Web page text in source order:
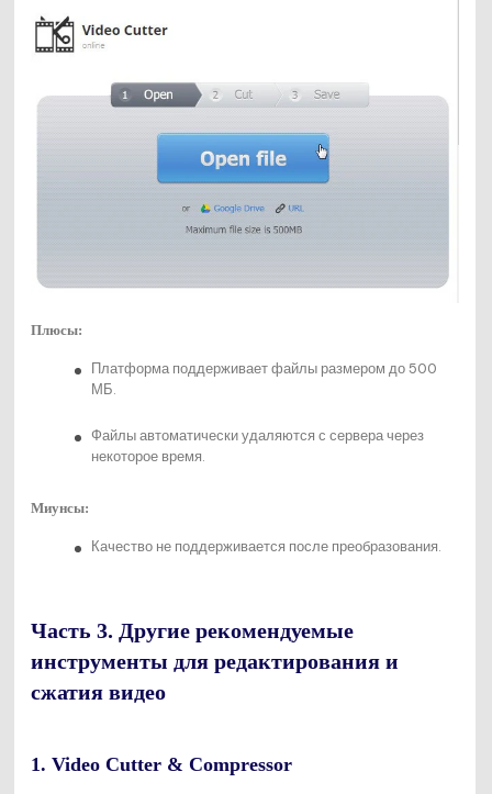
Плюсы:
Платформа поддерживает файлы размером до 500
МБ.
Файлы автоматически удаляются с сервера через
некоторое время.
Миунсы:
Качество не поддерживается после преобразования.
Часть 3. Другие рекомендуемые
инструменты для редактирования и
сжатия видео
1. Video Cutter & Compressor